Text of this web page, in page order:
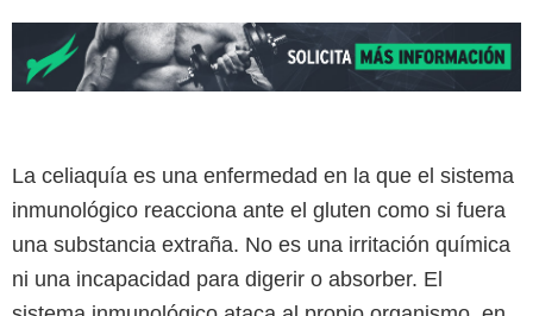
La celiaquía es una enfermedad en la que el sistema
inmunológico reacciona ante el gluten como si fuera
una substancia extraña. No es una irritación química
ni una incapacidad para digerir o absorber. El